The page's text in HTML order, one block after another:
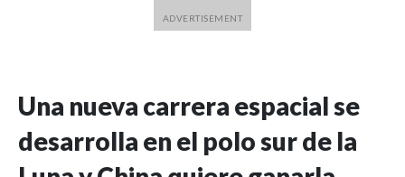
Una nueva carrera espacial se
desarrolla en el polo sur de la